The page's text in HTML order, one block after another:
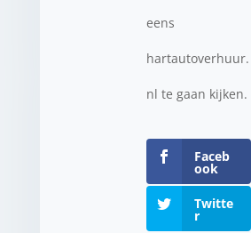
eens
hartautoverhuur.
nl te gaan kijken.
Faceb
ook
Twitte
r